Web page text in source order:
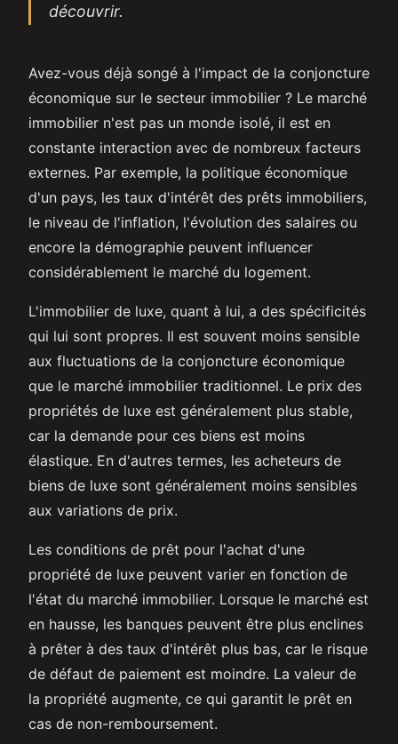
découvrir.
Avez-vous déjà songé à l'impact de la conjoncture
économique sur le secteur immobilier ? Le marché
immobilier n'est pas un monde isolé, il est en
constante interaction avec de nombreux facteurs
externes. Par exemple, la politique économique
d'un pays, les taux d'intérêt des prêts immobiliers,
le niveau de l'inflation, l'évolution des salaires ou
encore la démographie peuvent influencer
considérablement le marché du logement.
L'immobilier de luxe, quant à lui, a des spécificités
qui lui sont propres. Il est souvent moins sensible
aux fluctuations de la conjoncture économique
que le marché immobilier traditionnel. Le prix des
propriétés de luxe est généralement plus stable,
car la demande pour ces biens est moins
élastique. En d'autres termes, les acheteurs de
biens de luxe sont généralement moins sensibles
aux variations de prix.
Les conditions de prêt pour l'achat d'une
propriété de luxe peuvent varier en fonction de
l'état du marché immobilier. Lorsque le marché est
en hausse, les banques peuvent être plus enclines
à prêter à des taux d'intérêt plus bas, car le risque
de défaut de paiement est moindre. La valeur de
la propriété augmente, ce qui garantit le prêt en
cas de non-remboursement.